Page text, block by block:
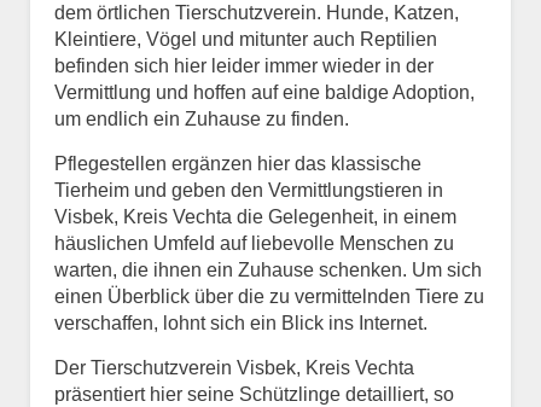
dem örtlichen Tierschutzverein. Hunde, Katzen,
Kleintiere, Vögel und mitunter auch Reptilien
befinden sich hier leider immer wieder in der
Vermittlung und hoffen auf eine baldige Adoption,
um endlich ein Zuhause zu finden.
Pflegestellen ergänzen hier das klassische
Tierheim und geben den Vermittlungstieren in
Visbek, Kreis Vechta die Gelegenheit, in einem
häuslichen Umfeld auf liebevolle Menschen zu
warten, die ihnen ein Zuhause schenken. Um sich
einen Überblick über die zu vermittelnden Tiere zu
verschaffen, lohnt sich ein Blick ins Internet.
Der Tierschutzverein Visbek, Kreis Vechta
präsentiert hier seine Schützlinge detailliert, so